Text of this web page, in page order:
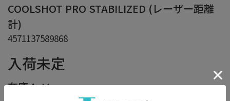
COOLSHOT PRO STABILIZED (レーザー距離
計)
4571137589868
入荷未定
在庫：×